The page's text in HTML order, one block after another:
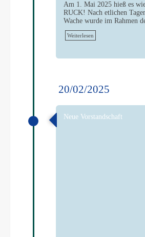
Am 1. Mai 2025 hieß es
RUCK! Nach etlichen
Wache wurde im Rahmen
Weiterlesen
20/02/2025
Neue Vorstandschaft